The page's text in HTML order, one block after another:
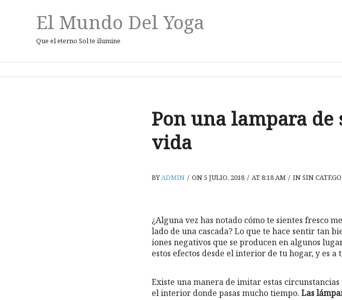
El Mundo Del Yoga
Que el eterno Sol te ilumine
Pon una lampara
vida
BYADMIN / ON 5 JULIO, 2018 / AT 8:18 AM / IN SIN
¿Alguna vez has notado cómo te sientes fresco
lado de una cascada? Lo que te hace sentir tan
iones negativos que se producen en algunos
estos efectos desde el interior de tu hogar, y es a
Existe una manera de imitar estas
el interior donde pasas mucho tiempo. Las